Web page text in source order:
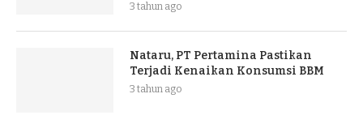
3 tahun ago
Nataru, PT Pertamina Pastikan
Terjadi Kenaikan Konsumsi BBM
3 tahun ago